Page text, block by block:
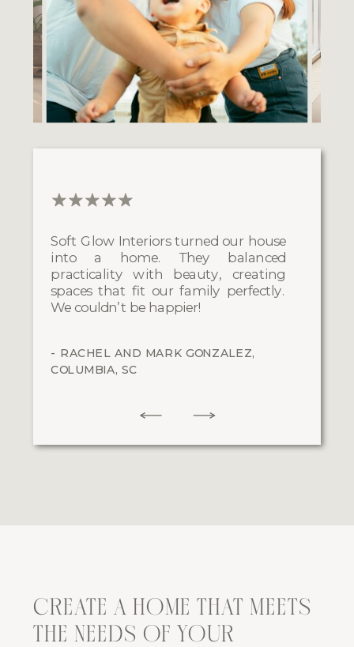
Soft Glow Interiors turned our house
into a home. They balanced
practicality with beauty, creating
spaces that fit our family perfectly.
We couldn’t be happier!
- RACHEL AND MARK GONZALEZ,
COLUMBIA, SC
CREATE A HOME THAT MEETS
THE NEEDS OF YOUR